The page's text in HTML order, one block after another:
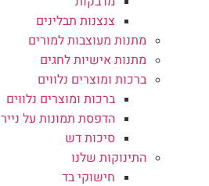
צנצנות תבלינים
מתנות מעוצבות למורים
מתנות אישיות לחגים
ברכות ומוצרים נלווים
ברכות ומוצרים נלווים
הדפסת תמונות על נייר
סיכות דש
התינוקות שלנו
חישוקי בד